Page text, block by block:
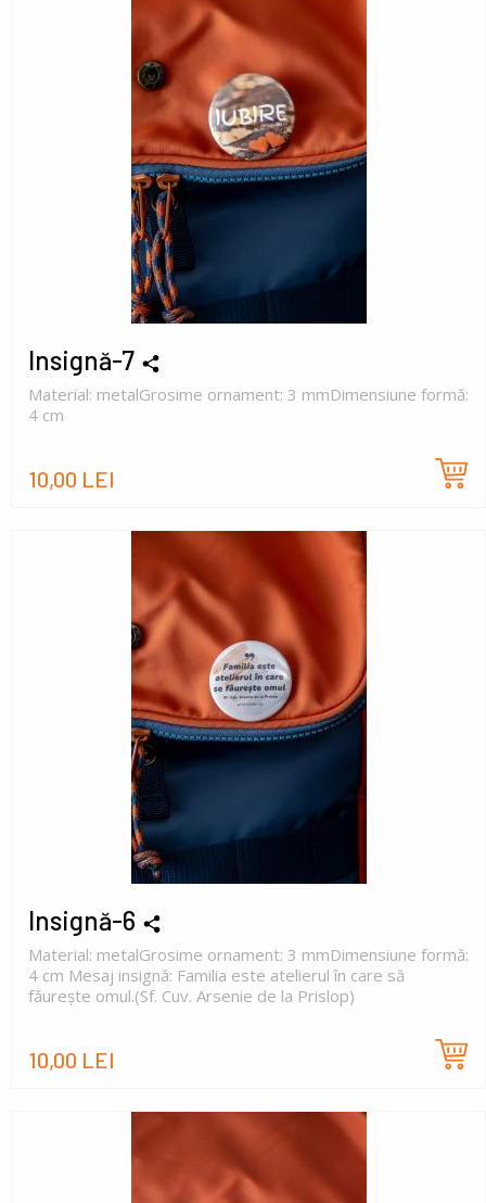
Insignă-7
Material: metalGrosime ornament: 3 mmDimensiune formă:
4 cm
10,00 LEI
Insignă-6
Material: metalGrosime ornament: 3 mmDimensiune formă:
4 cm Mesaj insignă: Familia este atelierul în care să
făurește omul.(Sf. Cuv. Arsenie de la Prislop)
10,00 LEI